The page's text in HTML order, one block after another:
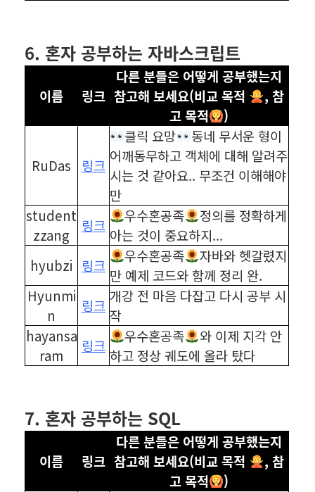
6. 혼자 공부하는 자바스크립트
이름 링크
다른 분들은 어떻게 공부했는지
참고해 보세요(비교 목적
, 참
고 목적
)
RuDas 링크
클릭 요망
동네 무서운 형이
어깨동무하고 객체에 대해 알려주
시는 것 같아요.. 무조건 이해해야
만
student
zzang
링크
우수혼공족
정의를 정확하게
아는 것이 중요하지...
hyubzi 링크
우수혼공족
자바와 헷갈렸지
만 예제 코드와 함께 정리 완.
Hyunmi
n
링크
개강 전 마음 다잡고 다시 공부 시
작
hayansa
ram
링크
우수혼공족
와 이제 지각 안
하고 정상 궤도에 올라 탔다
7. 혼자 공부하는 SQL
이름 링크
다른 분들은 어떻게 공부했는지
참고해 보세요(비교 목적
, 참
고 목적
)